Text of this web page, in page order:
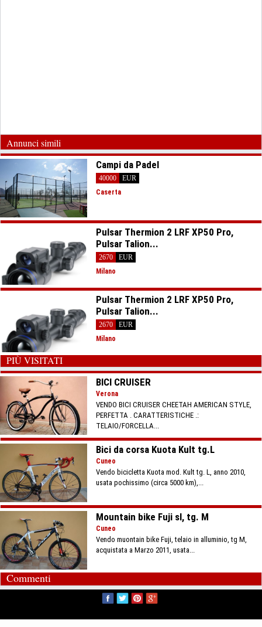
Annunci simili
Campi da Padel
40000
EUR
Caserta
Pulsar Thermion 2 LRF XP50 Pro,
Pulsar Talion...
2670
EUR
Milano
Pulsar Thermion 2 LRF XP50 Pro,
Pulsar Talion...
2670
EUR
Milano
PIÙ VISITATI
BICI CRUISER
Verona
VENDO BICI CRUISER CHEETAH AMERICAN STYLE,
PERFETTA . CARATTERISTICHE .:
TELAIO/FORCELLA...
Bici da corsa Kuota Kult tg.L
Cuneo
Vendo bicicletta Kuota mod. Kult tg. L, anno 2010,
usata pochissimo (circa 5000 km),...
Mountain bike Fuji sl, tg. M
Cuneo
Vendo muontain bike Fuji, telaio in alluminio, tg M,
acquistata a Marzo 2011, usata...
Commenti